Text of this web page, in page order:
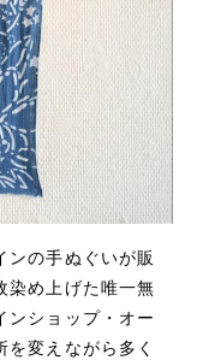
ンの手ぬぐいが販
染め上げた唯一無
ンショップ・オー
変えながら多く